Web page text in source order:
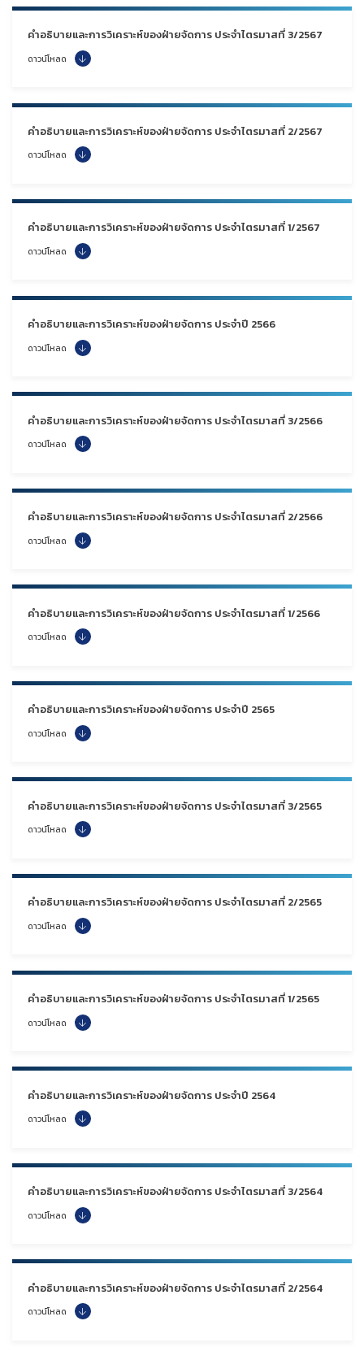
คำอธิบายและการวิเคราะห์ของฝ่ายจัดการ ประจำไตรมาสที่ 3/2567
ดาวน์โหลด
คำอธิบายและการวิเคราะห์ของฝ่ายจัดการ ประจำไตรมาสที่ 2/2567
ดาวน์โหลด
คำอธิบายและการวิเคราะห์ของฝ่ายจัดการ ประจำไตรมาสที่ 1/2567
ดาวน์โหลด
คำอธิบายและการวิเคราะห์ของฝ่ายจัดการ ประจำปี 2566
ดาวน์โหลด
คำอธิบายและการวิเคราะห์ของฝ่ายจัดการ ประจำไตรมาสที่ 3/2566
ดาวน์โหลด
คำอธิบายและการวิเคราะห์ของฝ่ายจัดการ ประจำไตรมาสที่ 2/2566
ดาวน์โหลด
คำอธิบายและการวิเคราะห์ของฝ่ายจัดการ ประจำไตรมาสที่ 1/2566
ดาวน์โหลด
คำอธิบายและการวิเคราะห์ของฝ่ายจัดการ ประจำปี 2565
ดาวน์โหลด
คำอธิบายและการวิเคราะห์ของฝ่ายจัดการ ประจำไตรมาสที่ 3/2565
ดาวน์โหลด
คำอธิบายและการวิเคราะห์ของฝ่ายจัดการ ประจำไตรมาสที่ 2/2565
ดาวน์โหลด
คำอธิบายและการวิเคราะห์ของฝ่ายจัดการ ประจำไตรมาสที่ 1/2565
ดาวน์โหลด
คำอธิบายและการวิเคราะห์ของฝ่ายจัดการ ประจำปี 2564
ดาวน์โหลด
คำอธิบายและการวิเคราะห์ของฝ่ายจัดการ ประจำไตรมาสที่ 3/2564
ดาวน์โหลด
คำอธิบายและการวิเคราะห์ของฝ่ายจัดการ ประจำไตรมาสที่ 2/2564
ดาวน์โหลด